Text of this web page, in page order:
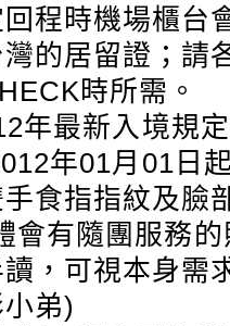
程時機場櫃台
的居留證；請
時所需。
年最新入境規
年01月01日
食指指紋及臉
會有隨團服務
，可視本身需
弟)